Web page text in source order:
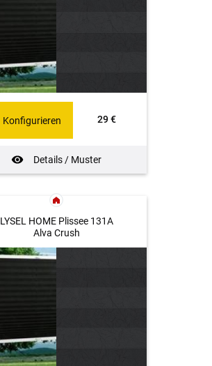
29 €
Details / Muster
Konfigurieren
LYSEL HOME Plissee 131A
Alva Crush